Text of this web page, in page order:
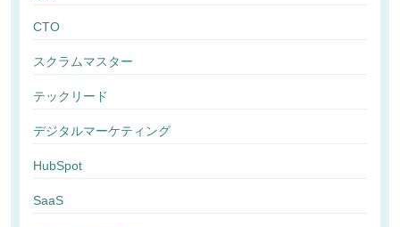
CTO
スクラムマスター
テックリード
デジタルマーケティング
HubSpot
SaaS